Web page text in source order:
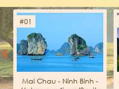
#01
Mai Chau - Ninh Binh -